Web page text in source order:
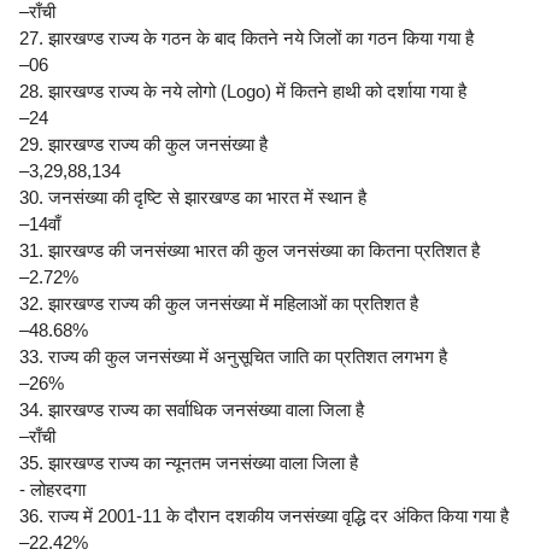
–राँची
27. झारखण्ड राज्य के गठन के बाद कितने नये जिलों का गठन किया गया है
–06
28. झारखण्ड राज्य के नये लोगो (Logo) में कितने हाथी को दर्शाया गया है
–24
29. झारखण्ड राज्य की कुल जनसंख्या है
–3,29,88,134
30. जनसंख्या की दृष्टि से झारखण्ड का भारत में स्थान है
–14वाँ
31. झारखण्ड की जनसंख्या भारत की कुल जनसंख्या का कितना प्रतिशत है
–2.72%
32. झारखण्ड राज्य की कुल जनसंख्या में महिलाओं का प्रतिशत है
–48.68%
33. राज्य की कुल जनसंख्या में अनुसूचित जाति का प्रतिशत लगभग है
–26%
34. झारखण्ड राज्य का सर्वाधिक जनसंख्या वाला जिला है
–राँची
35. झारखण्ड राज्य का न्यूनतम जनसंख्या वाला जिला है
- लोहरदगा
36. राज्य में 2001-11 के दौरान दशकीय जनसंख्या वृद्धि दर अंकित किया गया है
–22.42%